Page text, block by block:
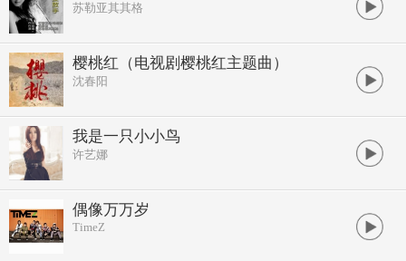
苏勒亚其其格
樱桃红（电视剧樱桃红主题曲）
沈春阳
我是一只小小鸟
许艺娜
偶像万万岁
TimeZ